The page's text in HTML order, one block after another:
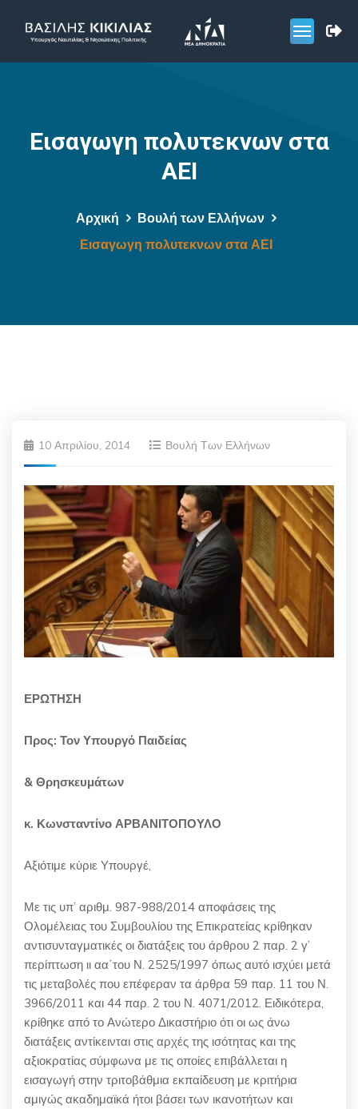
Εισαγωγη πολυτεκνων στα
ΑΕΙ
Αρχική
Βουλή των Ελλήνων
Εισαγωγη πολυτεκνων στα ΑΕΙ
10 Απριλίου, 2014 Βουλή Των Ελλήνων
ΕΡΩΤΗΣΗ
Προς: Τον Υπουργό Παιδείας
& Θρησκευμάτων
κ. Κωνσταντίνο ΑΡΒΑΝΙΤΟΠΟΥΛΟ
Αξιότιμε κύριε Υπουργέ,
Με τις υπ’ αριθμ. 987-988/2014 αποφάσεις της
Ολομέλειας του Συμβουλίου της Επικρατείας κρίθηκαν
αντισυνταγματικές οι διατάξεις του άρθρου 2 παρ. 2 γ’
περίπτωση ιι αα΄του Ν. 2525/1997 όπως αυτό ισχύει μετά
τις μεταβολές που επέφεραν τα άρθρα 59 παρ. 11 του Ν.
3966/2011 και 44 παρ. 2 του Ν. 4071/2012. Ειδικότερα,
κρίθηκε από το Ανώτερο Δικαστήριο ότι οι ως άνω
διατάξεις αντίκεινται στις αρχές της ισότητας και της
αξιοκρατίας σύμφωνα με τις οποίες επιβάλλεται η
εισαγωγή στην τριτοβάθμια εκπαίδευση με κριτήρια
αμιγώς ακαδημαϊκά ήτοι βάσει των ικανοτήτων και